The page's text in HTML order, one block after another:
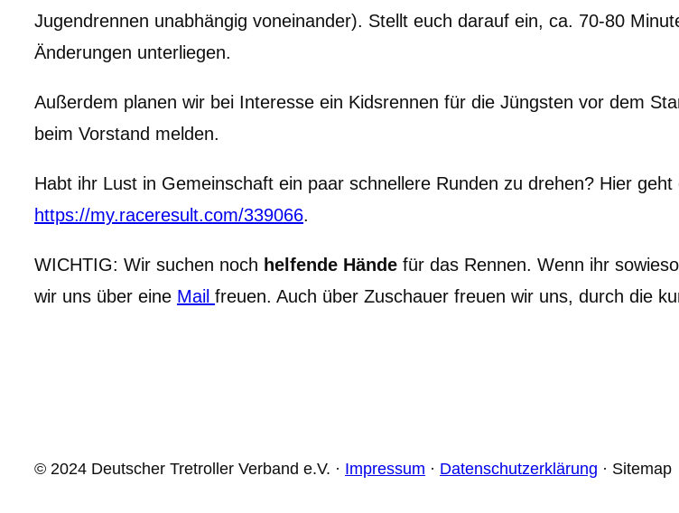
Jugendrennen unabhängig voneinander). Stellt euch darauf ein, ca. 70-80
Änderungen unterliegen.
Außerdem planen wir bei Interesse ein Kidsrennen für die Jüngsten vor dem
beim Vorstand melden.
Habt ihr Lust in Gemeinschaft ein paar schnellere Runden zu drehen? Hier
https://my.raceresult.com/339066.
WICHTIG: Wir suchen noch helfende Hände für das Rennen. Wenn ihr
wir uns über eine Mail freuen. Auch über Zuschauer freuen wir uns, durch die
© 2024 Deutscher Tretroller Verband e.V. · Impressum · Datenschutzerklärung · Sitemap